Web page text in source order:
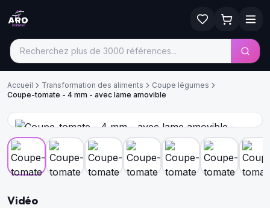
Accueil Transformation des aliments
Coupe légumes
Coupe-tomate - 4 mm - avec lame amovible
Vidéo